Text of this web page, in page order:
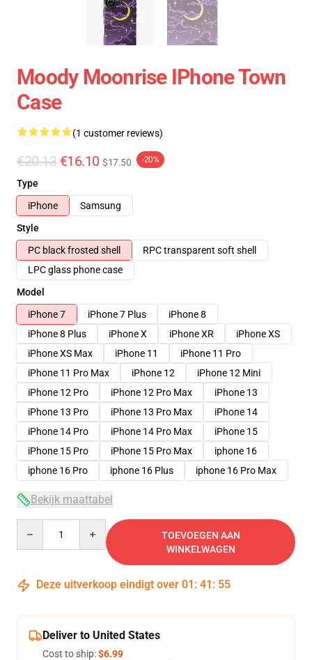
Moody Moonrise IPhone Town
Case
(1 customer reviews)
€20.13 €16.10 $17.50 -20%
Type
iPhone
Samsung
Style
PC black frosted shell
RPC transparent soft shell
LPC glass phone case
Model
iPhone 7
iPhone 7 Plus
iPhone 8
iPhone 8 Plus
iPhone X iPhone XR
iPhone XS
iPhone XS Max
iPhone 11
iPhone 11 Pro
iPhone 11 Pro Max
iPhone 12
iPhone 12 Mini
iPhone 12 Pro
iPhone 12 Pro Max
iPhone 13
iPhone 13 Pro
iPhone 13 Pro Max
iPhone 14
iPhone 14 Pro
iPhone 14 Pro Max
iPhone 15
iPhone 15 Pro
iPhone 15 Pro Max
iphone 16
iphone 16 Pro
iphone 16 Plus iphone 16 Pro Max
Bekijk maattabel
TOEVOEGEN AAN
WINKELWAGEN
Deze uitverkoop eindigt over 01 : 41 : 54
Deliver to United States
Cost to ship:$6.99